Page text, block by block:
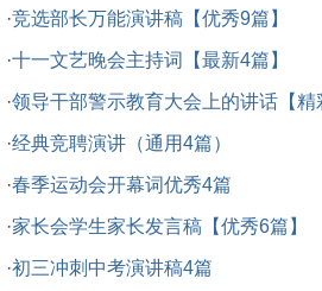
·竞选部长万能演讲稿【优秀9篇】
·十一文艺晚会主持词【最新4篇】
·领导干部警示教育大会上的讲话【精
·经典竞聘演讲（通用4篇）
·春季运动会开幕词优秀4篇
·家长会学生家长发言稿【优秀6篇】
·初三冲刺中考演讲稿4篇